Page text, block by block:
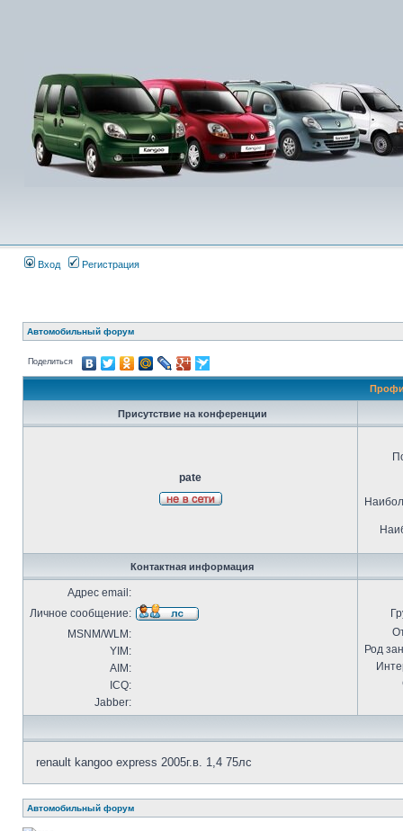
Вход Регистрация
Автомобильный форум
Поделиться
Присутствие на конференции
pate
Контактная информация
Адрес email:
Личное сообщение:
MSNM/WLM:
YIM:
AIM:
ICQ:
Jabber:
Род
renault kangoo express 2005г.в. 1,4 75лс
Автомобильный форум